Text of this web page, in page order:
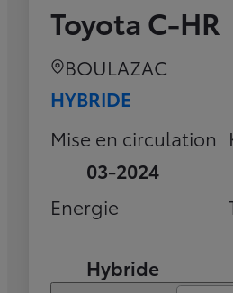
Toyota C-HR
BOULAZAC
HYBRIDE
Mise en circulation
03-2024
Energie
Hybride